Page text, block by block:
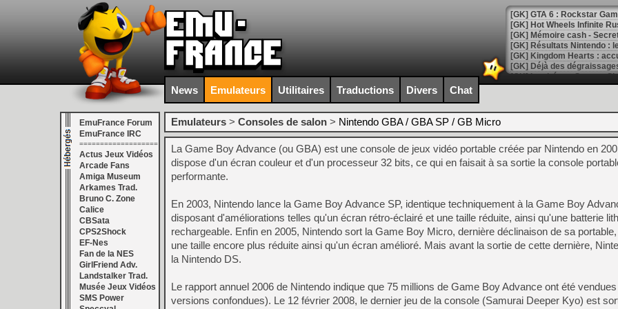
[GK] GTA 6 : Rockstar
[GK] Hot Wheels Infinite
[GK] Mémoire cash -
[GK] Résultats Nintendo :
[GK] Déjà des
[Mo5] Brickboy cherche à
[GK] Minecraft et ses «
[GK] Beast of
[GK] Ubisoft : fin de partie
[GK] Mémoire cash -
[GK] Dan Houser (GTA)
[GK] Comment EA Sports
[GK] Crimson Moon : un
[GK] Isle of Reveries : le
[GK] Moonlighter 2 : The
[GK] Capcom relance
[Mo5] Deux inédits du
[GK] Le beat'em up The
[GK] Endless Legend 2 :
News Emulateurs Utilitaires Traductions Divers Chat
EmuFrance Forum
EmuFrance IRC
===================
Actus Jeux Vidéos
Arcade Fans
Amiga Museum
Arkames Trad.
Bruno C. Zone
Calice
CBSata
CPS2Shock
EF-Nes
Fan de la NES
GirlFriend Adv.
Landstalker Trad.
Musée Jeux Vidéos
SMS Power
Emulateurs > Consoles de salon > Nintendo GBA / GBA SP / GB Micro
La Game Boy Advance (ou GBA) est une console de jeux vidéo portable créée par Nintendo en
dispose d'un écran couleur et d'un processeur 32 bits, ce qui en faisait à sa sortie la console
performante.
En 2003, Nintendo lance la Game Boy Advance SP, identique techniquement à la Game Boy
disposant d'améliorations telles qu'un écran rétro-éclairé et une taille réduite, ainsi qu'une batterie
rechargeable. Enfin en 2005, Nintendo sort la Game Boy Micro, dernière déclinaison de sa
une taille encore plus réduite ainsi qu'un écran amélioré. Mais avant la sortie de cette dernière,
la Nintendo DS.
Le rapport annuel 2006 de Nintendo indique que 75 millions de Game Boy Advance ont été
versions confondues). Le 12 février 2008, le dernier jeu de la console (Samurai Deeper Kyo) est